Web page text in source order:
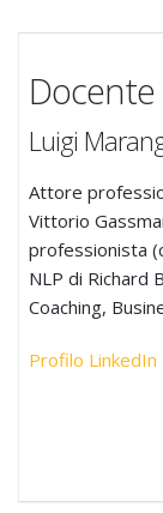
Docente
Luigi
Attore
Vittorio
professionista
NLP di Richard
Coaching,
Profilo LinkedIn